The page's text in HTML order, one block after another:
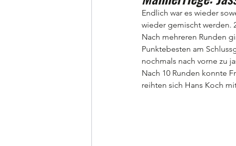
Endlich war es wieder
wieder gemischt werden.
Nach mehreren Runden
Punktebesten am
nochmals nach vorne zu
Nach 10 Runden konnte
reihten sich Hans Koch